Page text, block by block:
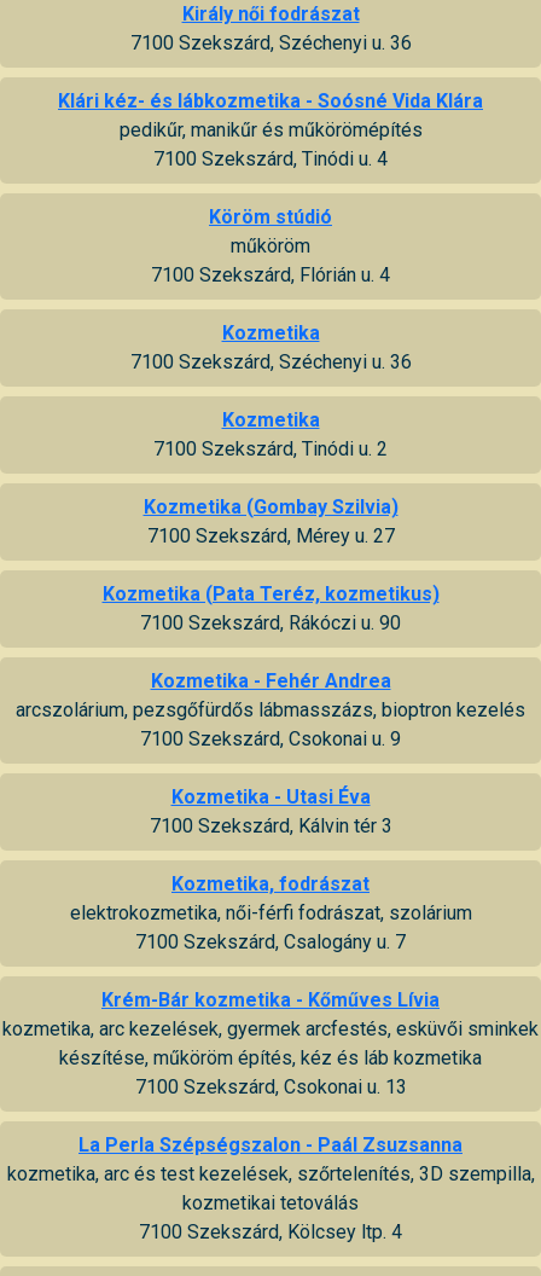
Király női fodrászat
7100 Szekszárd, Széchenyi u. 36
Klári kéz- és lábkozmetika - Soósné Vida Klára
pedikűr, manikűr és műkörömépítés
7100 Szekszárd, Tinódi u. 4
Köröm stúdió
műköröm
7100 Szekszárd, Flórián u. 4
Kozmetika
7100 Szekszárd, Széchenyi u. 36
Kozmetika
7100 Szekszárd, Tinódi u. 2
Kozmetika (Gombay Szilvia)
7100 Szekszárd, Mérey u. 27
Kozmetika (Pata Teréz, kozmetikus)
7100 Szekszárd, Rákóczi u. 90
Kozmetika - Fehér Andrea
arcszolárium, pezsgőfürdős lábmasszázs, bioptron kezelés
7100 Szekszárd, Csokonai u. 9
Kozmetika - Utasi Éva
7100 Szekszárd, Kálvin tér 3
Kozmetika, fodrászat
elektrokozmetika, női-férfi fodrászat, szolárium
7100 Szekszárd, Csalogány u. 7
Krém-Bár kozmetika - Kőműves Lívia
kozmetika, arc kezelések, gyermek arcfestés, esküvői sminkek
készítése, műköröm építés, kéz és láb kozmetika
7100 Szekszárd, Csokonai u. 13
La Perla Szépségszalon - Paál Zsuzsanna
kozmetika, arc és test kezelések, szőrtelenítés, 3D szempilla,
kozmetikai tetoválás
7100 Szekszárd, Kölcsey ltp. 4